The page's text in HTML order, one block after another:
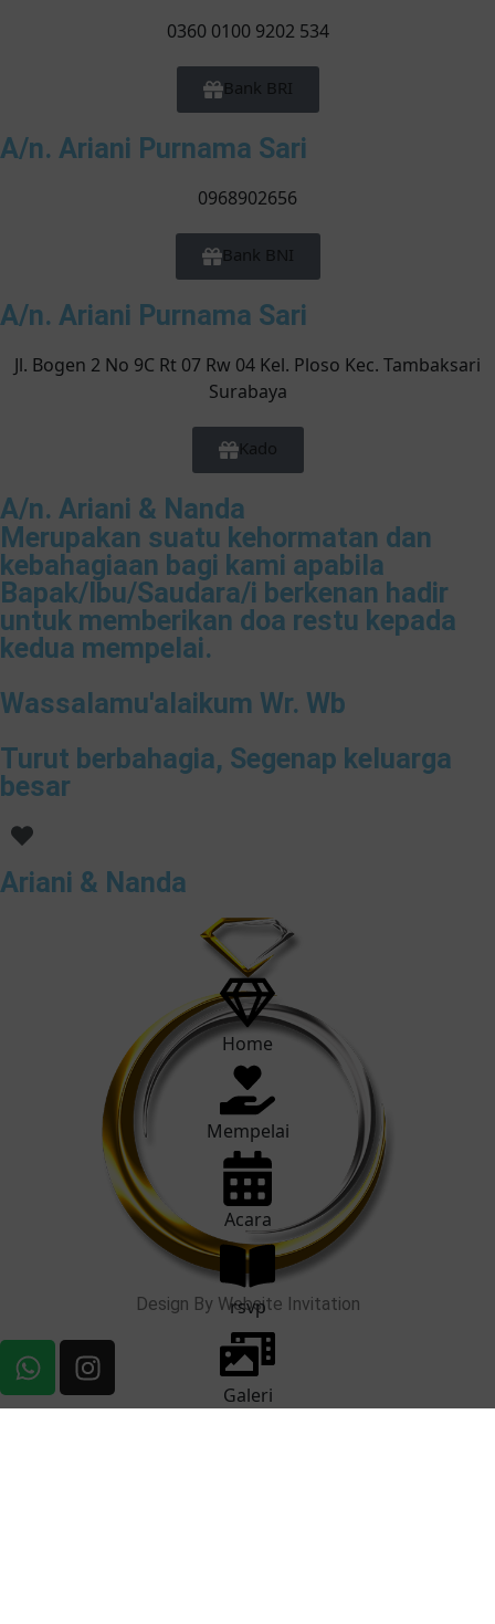
0360 0100 9202 534
Bank BRI
A/n. Ariani Purnama Sari
0968902656
Bank BNI
A/n. Ariani Purnama Sari
Jl. Bogen 2 No 9C Rt 07 Rw 04 Kel. Ploso Kec. Tambaksari
Surabaya
Kado
A/n. Ariani & Nanda
Merupakan suatu kehormatan dan
kebahagiaan bagi kami apabila
Bapak/Ibu/Saudara/i berkenan hadir
untuk memberikan doa restu kepada
kedua mempelai.
Wassalamu'alaikum Wr. Wb
Turut berbahagia, Segenap keluarga
besar
Ariani & Nanda
Design By Website Invitation
Home
Mempelai
Acara
rsvp
Galeri